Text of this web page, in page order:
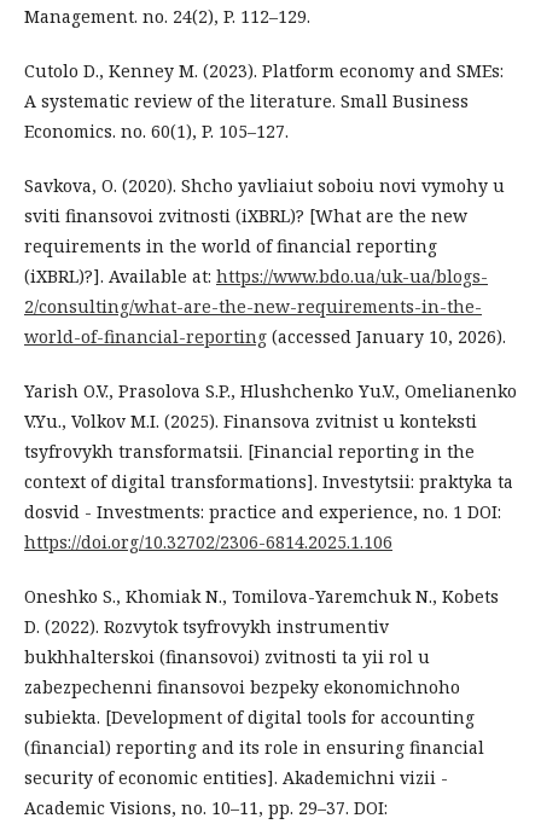
Management. no. 24(2), P. 112–129.
Cutolo D., Kenney M. (2023). Platform economy and SMEs:
A systematic review of the literature. Small Business
Economics. no. 60(1), P. 105–127.
Savkova, O. (2020). Shcho yavliaiut soboiu novi vymohy u
sviti finansovoi zvitnosti (iXBRL)? [What are the new
requirements in the world of financial reporting
(iXBRL)?]. Available at: https://www.bdo.ua/uk-ua/blogs-
2/consulting/what-are-the-new-requirements-in-the-
world-of-financial-reporting (accessed January 10, 2026).
Yarish O.V., Prasolova S.P., Hlushchenko Yu.V., Omelianenko
V.Yu., Volkov M.I. (2025). Finansova zvitnist u konteksti
tsyfrovykh transformatsii. [Financial reporting in the
context of digital transformations]. Investytsii: praktyka ta
dosvid - Investments: practice and experience, no. 1 DOI:
https://doi.org/10.32702/2306-6814.2025.1.106
Oneshko S., Khomiak N., Tomilova-Yaremchuk N., Kobets
D. (2022). Rozvytok tsyfrovykh instrumentiv
bukhhalterskoi (finansovoi) zvitnosti ta yii rol u
zabezpechenni finansovoi bezpeky ekonomichnoho
subiekta. [Development of digital tools for accounting
(financial) reporting and its role in ensuring financial
security of economic entities]. Akademichni vizii -
Academic Visions, no. 10–11, pp. 29–37. DOI: